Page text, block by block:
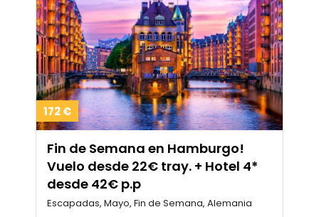
172 €
Fin de Semana en Hamburgo!
Vuelo desde 22€ tray. + Hotel 4*
desde 42€ p.p
Escapadas, Mayo, Fin de Semana, Alemania